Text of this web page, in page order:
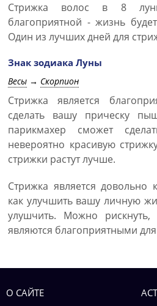
Стрижка волос в 8
благоприятной - жизнь
Один из лучших дней для
Знак зодиака Луны
Весы → Скорпион
Стрижка является
сделать вашу прическу
парикмахер сможет
невероятно красивую
стрижки растут лучше.
Стрижка является
как улучшить вашу личную
улушчить. Можно рискнуть,
являются благоприятными
О САЙТЕ